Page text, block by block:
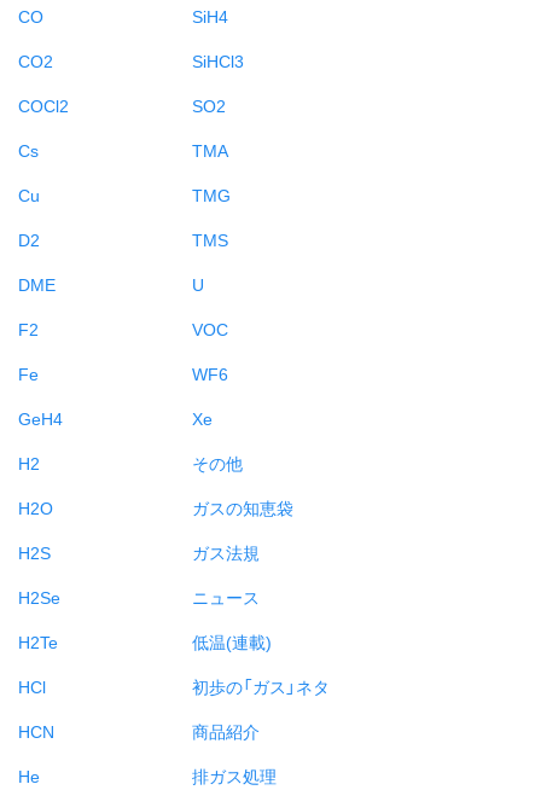
CO
CO2
COCl2
Cs
Cu
D2
DME
F2
Fe
GeH4
H2
H2O
H2S
H2Se
H2Te
HCl
HCN
He
SiH4
SiHCl3
SO2
TMA
TMG
TMS
U
VOC
WF6
Xe
その他
ガスの知恵袋
ガス法規
ニュース
低温(連載)
初歩の「ガス」ネタ
商品紹介
排ガス処理